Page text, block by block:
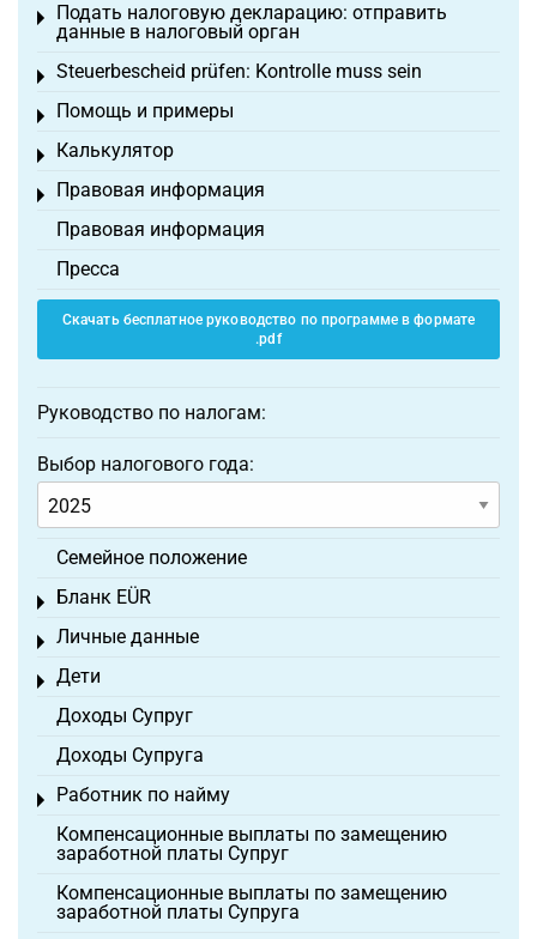
Подать налоговую декларацию: отправить
данные в налоговый орган
Toggle menu
Steuerbescheid prüfen: Kontrolle muss sein
Toggle menu
Помощь и примеры
Toggle menu
Калькулятор
Toggle menu
Правовая информация
Toggle menu
Правовая информация
Пресса
Скачать бесплатное руководство по программе в формате
.pdf
Руководство по налогам:
Выбор налогового года:
Семейное положение
Бланк EÜR
Toggle menu
Личные данные
Toggle menu
Дети
Toggle menu
Доходы Супруг
Доходы Супруга
Работник по найму
Toggle menu
Компенсационные выплаты по замещению
заработной платы Супруг
Компенсационные выплаты по замещению
заработной платы Супруга